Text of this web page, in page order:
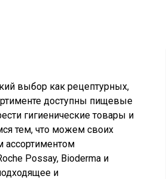
выбор как рецептурных,
доступны пищевые
гигиенические товары и
тем, что можем своих
ассортиментом
Possay, Bioderma и
и